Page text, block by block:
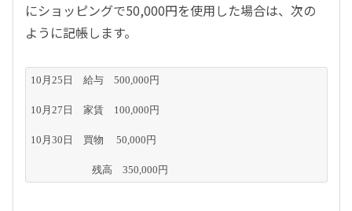
にショッピングで50,000円を使用した場合は、次の
ように記帳します。
10月25日　給与　500,000円
10月27日　家賃　100,000円
10月30日　買物　 50,000円
残高　350,000円